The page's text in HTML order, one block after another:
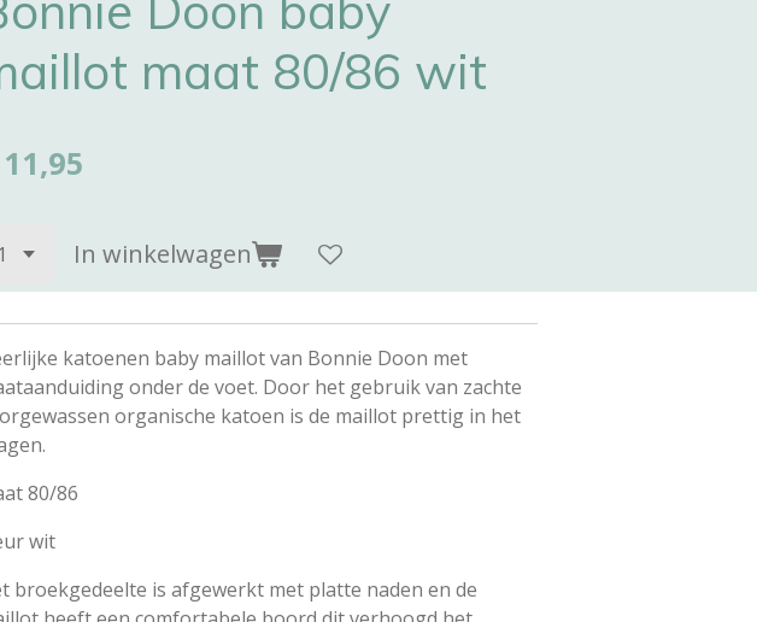
maat 80/86 wit
In winkelwagen
katoenen baby maillot van Bonnie Doon met
onder de voet. Door het gebruik van zachte
organische katoen is de maillot prettig in het
80/86
wit
broekgedeelte is afgewerkt met platte naden en de